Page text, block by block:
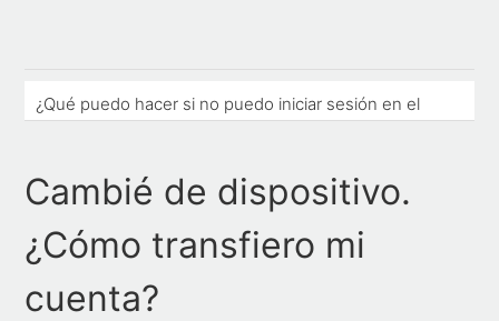
¿Qué puedo hacer si no puedo iniciar sesión en el
¿Qué hago si no puedo acceder a mi cuenta de
Facebook, Google o Apple?
Cambié de dispositivo. ¿Cómo transfiero mi cuenta?
Cambié de dispositivo.
¿Cómo transfiero mi
cuenta?